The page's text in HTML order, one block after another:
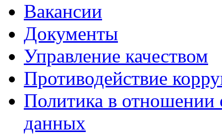
Вакансии
Документы
Управление качеством
Противодействие
Политика в отношении
данных